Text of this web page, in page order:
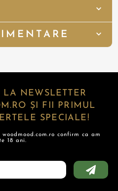
NEWSLETTER
ȘI FII PRIMUL
SPECIALE!
confirm ca am
18 ani.